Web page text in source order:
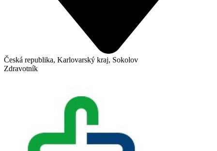
Česká republika, Karlovarský kraj, Sokolov
Zdravotník